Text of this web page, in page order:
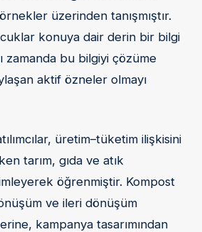
üzerinden tanışmıştır.
konuya dair derin bir bilgi
zamanda bu bilgiyi çözüme
aktif özneler olmayı
üretim–tüketim ilişkisini
tarım, gıda ve atık
öğrenmiştir. Kompost
ve ileri dönüşüm
kampanya tasarımından